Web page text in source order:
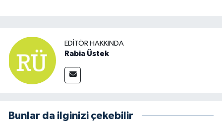
EDITÖR HAKKINDA
Rabia Üstek
Bunlar da ilginizi çekebilir